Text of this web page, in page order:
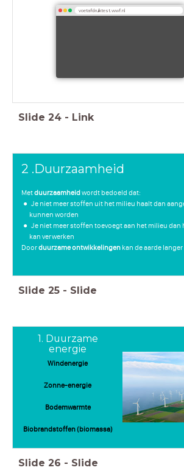
voetafdruktest.wwf.nl
Slide 24 - Link
2 .Duurzaamheid
Metduurzaamheidwordt bedoeld dat:
Je niet meer stoffen uit het milieu haalt dan
kunnen worden
Je niet meer stoffen toevoegt aan het milieu dan
kan verwerken
Doorduurzame ontwikkelingenkan de aarde langer
Slide 25 - Slide
1. Duurzame
energie
Windenergie
Zonne-energie
Bodemwarmte
Biobrandstoffen (biomassa)
Slide 26 - Slide